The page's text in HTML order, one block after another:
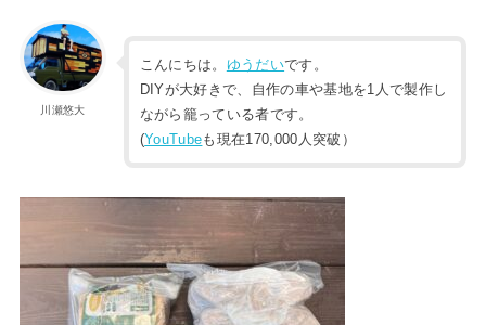
川瀬悠大
こんにちは。 ゆうだいです。
DIYが大好きで、自作の車や基地を1人で製作し
ながら籠っている者です。
(YouTubeも現在170,000人突破）